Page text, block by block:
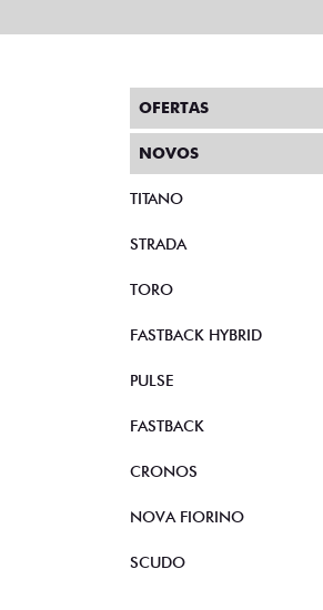
OFERTAS
NOVOS
TITANO
STRADA
TORO
FASTBACK HYBRID
PULSE
FASTBACK
CRONOS
NOVA FIORINO
SCUDO